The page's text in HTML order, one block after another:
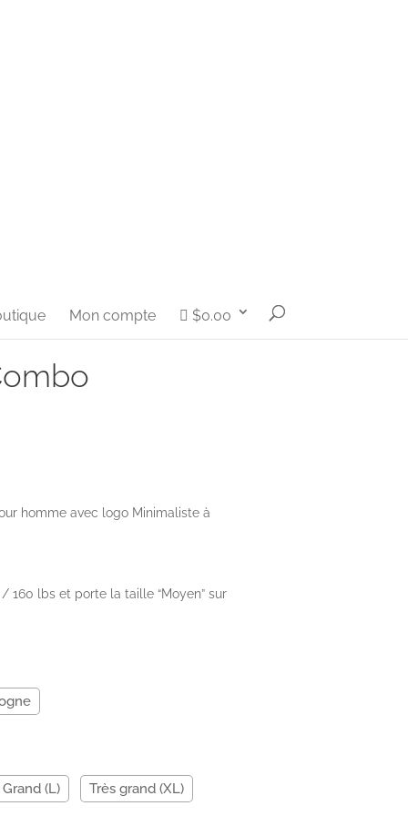
Mon compte $0.00
homme avec logo Minimaliste à
160 lbs et porte la taille “Moyen” sur
Grand (L) Très grand (XL)